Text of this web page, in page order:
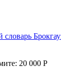
20 000 Р